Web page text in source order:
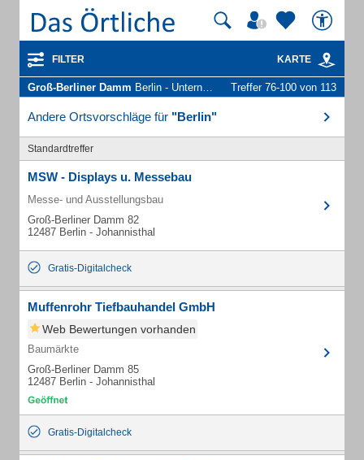
FILTER KARTE
Groß-Berliner Damm Berlin - Unternehmen und Personen Treffer 76-100 von 113
Andere Ortsvorschläge für "Berlin"
Standardtreffer
MSW - Displays u. Messebau
Messe- und Ausstellungsbau
Groß-Berliner Damm 82
12487 Berlin - Johannisthal
Gratis-Digitalcheck
Muffenrohr Tiefbauhandel GmbH
Web Bewertungen vorhanden
Baumärkte
Groß-Berliner Damm 85
12487 Berlin - Johannisthal
Gratis-Digitalcheck